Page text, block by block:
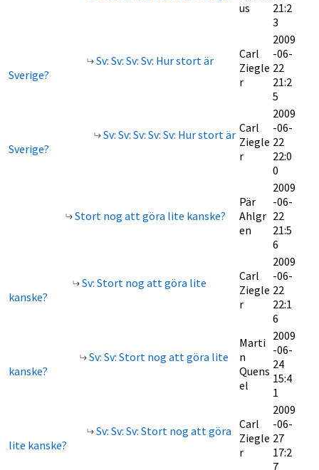
us
21:2
3
Sv: Sv: Sv: Sv: Hur stort är
Sverige?
Carl
Ziegle
r
2009
-06-
22
21:2
5
Sv: Sv: Sv: Sv: Sv: Hur stort är
Sverige?
Carl
Ziegle
r
2009
-06-
22
22:0
0
Stort nog att göra lite kanske?
Pär
Ahlgr
en
2009
-06-
22
21:5
6
Sv: Stort nog att göra lite
kanske?
Carl
Ziegle
r
2009
-06-
22
22:1
6
Sv: Sv: Stort nog att göra lite
kanske?
Marti
n
Quens
el
2009
-06-
24
15:4
1
Sv: Sv: Sv: Stort nog att göra
lite kanske?
Carl
Ziegle
r
2009
-06-
27
17:2
7